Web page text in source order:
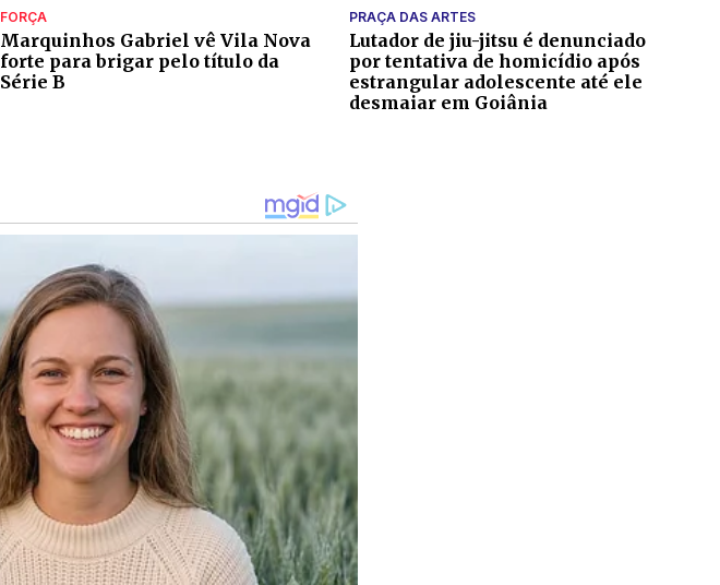
FORÇA
Marquinhos Gabriel vê Vila Nova
forte para brigar pelo título da
Série B
PRAÇA DAS ARTES
Lutador de jiu-jitsu é denunciado
por tentativa de homicídio após
estrangular adolescente até ele
desmaiar em Goiânia